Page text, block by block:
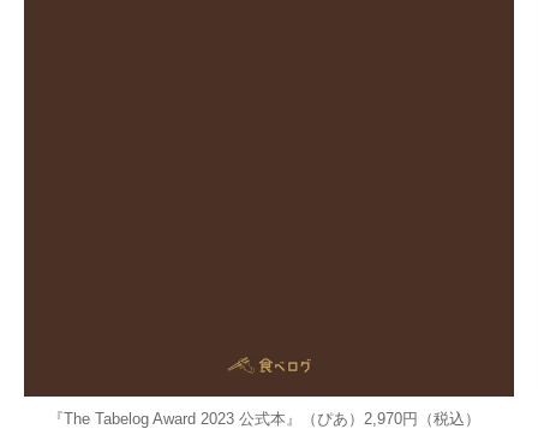
『The Tabelog Award 2023 公式本』（ぴあ）2,970円（税込）